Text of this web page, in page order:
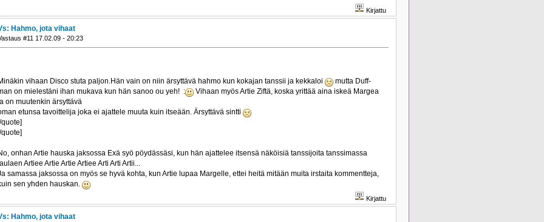
Kirjattu
Hahmo, jota vihaat
#11 17.02.09 - 20:23
vihaan Disco stuta paljon.Hän vain on niin ärsyttävä hahmo kun kokajan tanssii ja kekkaloi
mutta Duff-
on mielestäni ihan mukava kun hän sanoo ou yeh! :
Vihaan myös Artie Ziftä, koska yrittää aina iskeä Margea
on muutenkin ärsyttävä
etunsa tavoittelija joka ei ajattele muuta kuin itseään. Ärsyttävä sintti
quote]
quote]
onhan Artie hauska jaksossa Exä syö pöydässäsi, kun hän ajattelee itsensä näköisiä tanssijoita tanssimassa
Artiee Artie Artie Artiee Arti Arti Artii...
samassa jaksossa on myös se hyvä kohta, kun Artie lupaa Margelle, ettei heitä mitään muita irstaita kommentteja,
sen yhden hauskan.
Kirjattu
Hahmo, jota vihaat